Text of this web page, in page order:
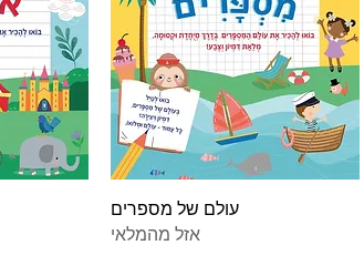
תצוגה מהירה
עולם של מספרים
אזל מהמלאי